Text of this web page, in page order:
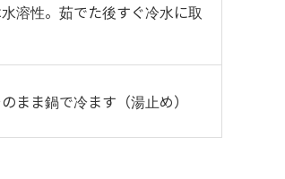
溶性。茹でた後すぐ冷水に取
まま鍋で冷ます（湯止め）